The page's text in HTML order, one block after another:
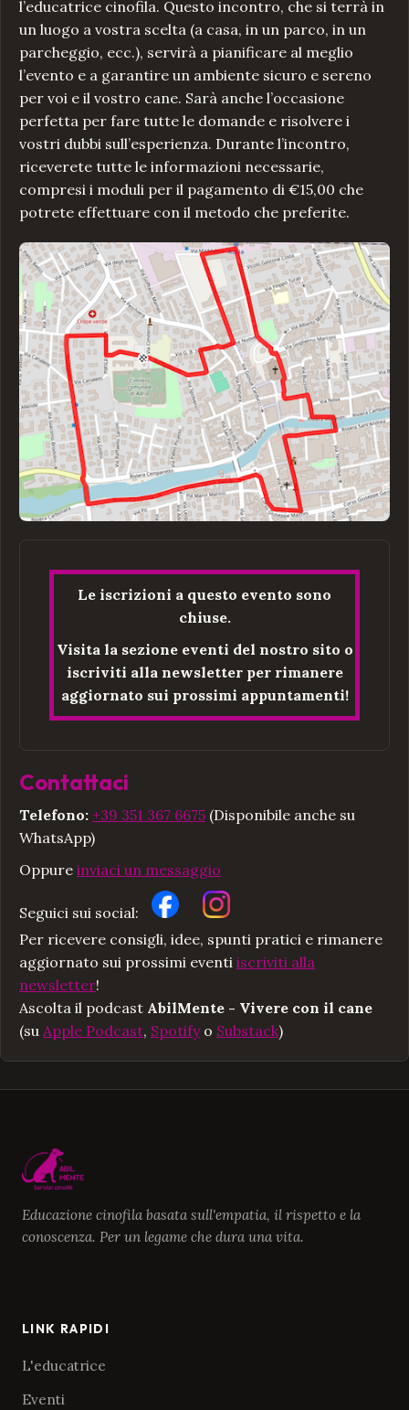
l’educatrice cinofila. Questo incontro, che si terrà in
un luogo a vostra scelta (a casa, in un parco, in un
parcheggio, ecc.), servirà a pianificare al meglio
l’evento e a garantire un ambiente sicuro e sereno
per voi e il vostro cane. Sarà anche l’occasione
perfetta per fare tutte le domande e risolvere i
vostri dubbi sull’esperienza. Durante l’incontro,
riceverete tutte le informazioni necessarie,
compresi i moduli per il pagamento di €15,00 che
potrete effettuare con il metodo che preferite.
Le iscrizioni a questo evento sono
chiuse.
Visita la sezione eventi del nostro sito o
iscriviti alla newsletter per rimanere
aggiornato sui prossimi appuntamenti!
Contattaci
Telefono: +39 351 367 6675 (Disponibile anche su
WhatsApp)
Oppure inviaci un messaggio
Seguici sui social:
Per ricevere consigli, idee, spunti pratici e rimanere
aggiornato sui prossimi eventi iscriviti alla
newsletter!
Ascolta il podcast AbilMente - Vivere con il cane
(su Apple Podcast, Spotifyo Substack)
Educazione cinofila basata sull'empatia, il rispetto e la
conoscenza. Per un legame che dura una vita.
LINK RAPIDI
L'educatrice
Eventi